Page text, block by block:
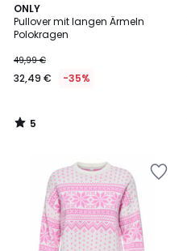
ONLY
Pullover mit langen Ärmeln
Polokragen
49,99 €
32,49 € -35%
5
/
5
5
/